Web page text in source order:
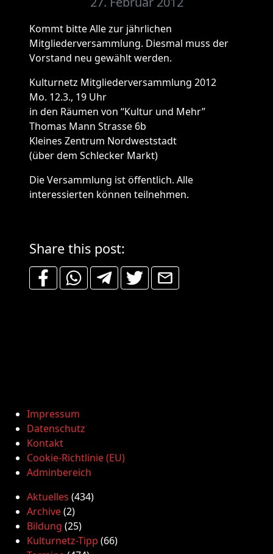
Kommt bitte Alle zur jährlichen
Mitgliederversammlung. Diesmal muss der
Vorstand neu gewählt werden.
Kulturnetz Mitgliederversammlung 2012
Mo. 12.3., 19 Uhr
in den Räumen von “Kultur und Mehr”
Thomas Mann Strasse 6b
Kleines Zentrum Nordweststadt
(über dem Schlecker Markt)
Die Versammlung ist öffentlich. Alle
interessierten können teilnehmen.
Share this post:
Impressum
Datenschutz
Kontakt
Cookie-Richtlinie (EU)
Adminbereich
Aktuelles (434)
Archive(2)
Bildung (25)
Kulturnetz-Tipp (66)